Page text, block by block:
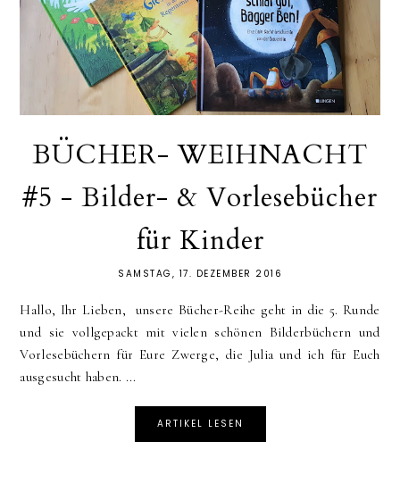
BÜCHER- WEIHNACHT
#5 - Bilder- & Vorlesebücher
für Kinder
SAMSTAG, 17. DEZEMBER 2016
Hallo, Ihr Lieben, unsere Bücher-Reihe geht in die 5. Runde
und sie vollgepackt mit vielen schönen Bilderbüchern und
Vorlesebüchern für Eure Zwerge, die Julia und ich für Euch
ausgesucht haben. ...
ARTIKEL LESEN